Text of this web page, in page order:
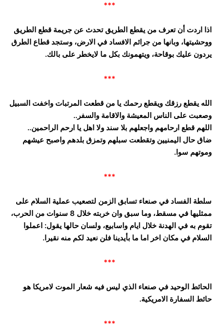
***
اذا اردت أن تعرف من يقطع الطريق تحدث عن جريمة قطع الطريق
ووحشيتها، وبانها من جرائم الافساد في الارض، وستجد قطاع الطرق
يردون عليك بوقاحة، ويتهمونك بكل ما لايخطر على بالك.
***
الله يقطع رزقك ويقطع رحمك يا من قطعت المرتبات واخفت السبيل
وصعبت على الناس المعيشة والاقامة والسفر..
اللهم قطع ارحامهم واجعلهم بلا سند ولا اهل يا ارحم الراحمين..
ضاق حال اليمنيين وتقطعت سبلهم وتمزق بلدهم واصبح عيشهم
وموتهم سوا.
***
سلطة الفساد في صنعاء تسابق الزمن لتصعيب عملية السلام على
ممثليها في مسقط، وما سبق وان خربته خلال 8 سنوات من الحرب،
تقوم به في الهدنة خلال ايام واسابيع، ولسان حالها يقول: اعملوا
السلام في مكان اخر اما ما بأيدينا فلن نعيد لكم منه نقيرا.
***
الحائط الوحيد في صنعاء الذي ليس فيه شعار الموت لامريكا هو
حائط السفارة الامريكية.
***